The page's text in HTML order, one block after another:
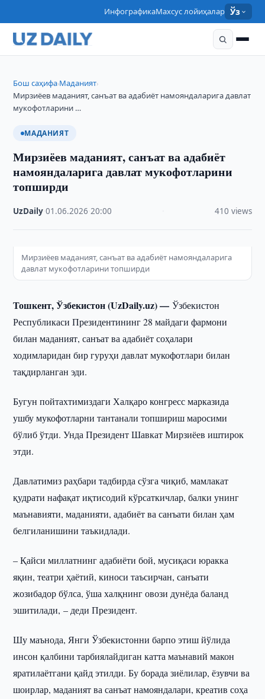
ИнфографикаМахсус лойиҳалар Ўз
Бош саҳифа›Маданият›
Мирзиёев маданият, санъат ва адабиёт намояндаларига давлат
мукофотларини …
МАДАНИЯТ
Мирзиёев маданият, санъат ва адабиёт
намояндаларига давлат мукофотларини
топширди
UzDaily ·01.06.2026 ·20:00 410 views
Мирзиёев маданият, санъат ва адабиёт намояндаларига
давлат мукофотларини топширди
Тошкент, Ўзбекистон (UzDaily.uz) —Ўзбекистон
Республикаси Президентининг 28 майдаги фармони
билан маданият, санъат ва адабиёт соҳалари
ходимларидан бир гуруҳи давлат мукофотлари билан
тақдирланган эди.
Бугун пойтахтимиздаги Халқаро конгресс марказида
ушбу мукофотларни тантанали топшириш маросими
бўлиб ўтди. Унда Президент Шавкат Мирзиёев иштирок
этди.
Давлатимиз раҳбари тадбирда сўзга чиқиб, мамлакат
қудрати нафақат иқтисодий кўрсаткичлар, балки унинг
маънавияти, маданияти, адабиёт ва санъати билан ҳам
белгиланишини таъкидлади.
– Қайси миллатнинг адабиёти бой, мусиқаси юракка
яқин, театри ҳаётий, киноси таъсирчан, санъати
жозибадор бўлса, ўша халқнинг овози дунёда баланд
эшитилади, – деди Президент.
Шу маънода, Янги Ўзбекистонни барпо этиш йўлида
инсон қалбини тарбиялайдиган катта маънавий макон
яратилаётгани қайд этилди. Бу борада зиёлилар, ёзувчи ва
шоирлар, маданият ва санъат намояндалари, креатив соҳа